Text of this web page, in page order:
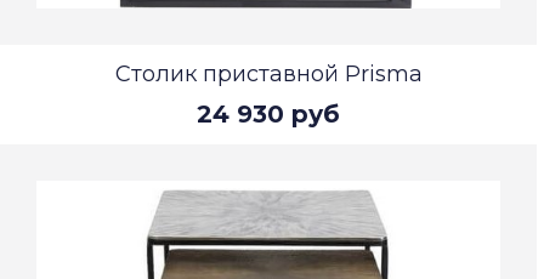
Столик приставной Prisma
24 930 руб